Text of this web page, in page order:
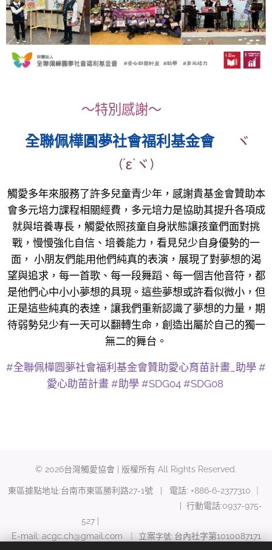
～特別感謝～
全聯佩樺圓夢社會福利基金會♥ ヾ
(´ε`ヾ)
觸愛多年來服務了許多兒童青少年，感謝貴基金會贊助本
會多元培力課程相關經費，多元培力是協助其提升各項成
就與培養專長，觸愛依照孩童自身狀態讓孩童們面對挑
戰，慢慢強化自信、培養能力，看見兒少自身優勢的一
面， 小朋友們能用他們純真的表演，展現了對夢想的渴
望與追求，每一首歌、每一段舞蹈、每一個吉他音符，都
是他們心中小小夢想的具現。這些夢想或許看似微小，但
正是這些純真的表達，讓我們重新認識了夢想的力量，期
待弱勢兒少有一天可以翻轉生命，創造出屬於自己的獨一
無二的舞台。
#全聯佩樺圆夢社會福利基金會贊助愛心育苗計畫_助學 #
愛心助苗計畫 #助學 #SDG04 #SDG08
© 2026台灣觸愛協會 | 版權所有 All Rights Reserved.
東區據點地址:台南市東區勝利路27-1號 | 電話: +886‑6-2377310 ｜
| 行動電話:0937-975-
527 |
E-mail: acgc.ch@gmail.com ｜ 立案字號: 台內社字第1010087171